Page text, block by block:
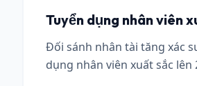
Tuyển dụng nhân viên
Đối sánh nhân tài tăng xác
dụng nhân viên xuất sắc lên